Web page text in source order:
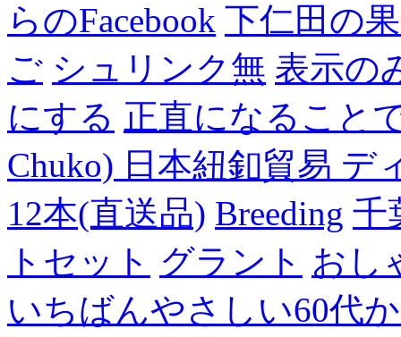
らのFacebook 下仁田の
ご シュリンク無 表示の
にする 正直になること
Chuko) 日本紐釦貿易 デ
12本(直送品) Breeding 千
トセット グラント おし
いちばんやさしい60代